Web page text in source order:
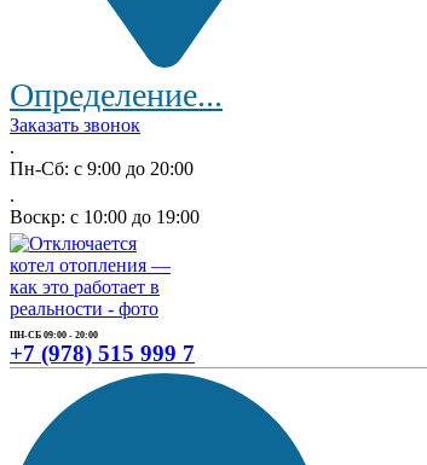
Определение...
Заказать звонок
.
Пн-Сб: с 9:00 до 20:00
.
Воскр: с 10:00 до 19:00
ПН-СБ 09:00 - 20:00
+7 (978) 515 999 7